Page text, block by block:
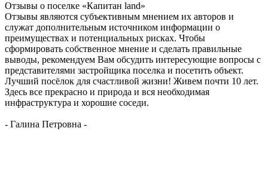
Отзывы о поселке «Капитан land»
Отзывы являются субъективным мнением их авторов и
служат дополнительным источником информации о
преимуществах и потенциальных рисках. Чтобы
сформировать собственное мнение и сделать правильные
выводы, рекомендуем Вам обсудить интересующие вопросы с
представителями застройщика поселка и посетить объект.
Лучший посёлок для счастливой жизни! Живем почти 10 лет.
Здесь все прекрасно и природа и вся необходимая
инфраструктура и хорошие соседи.
- Галина Петровна -